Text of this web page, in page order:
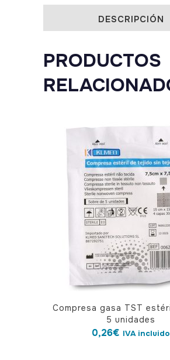
80
gr
DESCRIPCIÓN
PRODUCTOS
Compresa gasa TST
5 unidades
0,26€ IVA incluido